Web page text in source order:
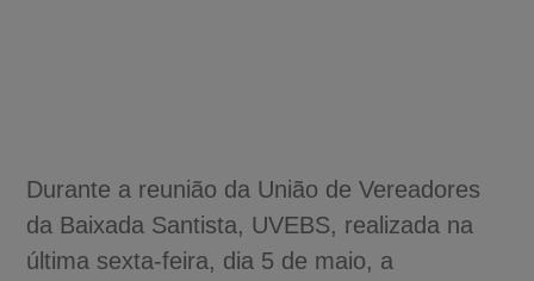
Durante a reunião da União de Vereadores
da Baixada Santista, UVEBS, realizada na
última sexta-feira, dia 5 de maio, a